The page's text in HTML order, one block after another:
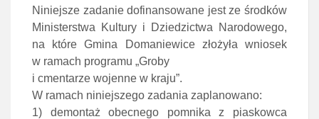
Niniejsze zadanie dofinansowane jest ze środków
Ministerstwa Kultury i Dziedzictwa Narodowego,
na które Gmina Domaniewice złożyła wniosek
w ramach programu „Groby
i cmentarze wojenne w kraju”.
W ramach niniejszego zadania zaplanowano:
1) demontaż obecnego pomnika z piaskowca